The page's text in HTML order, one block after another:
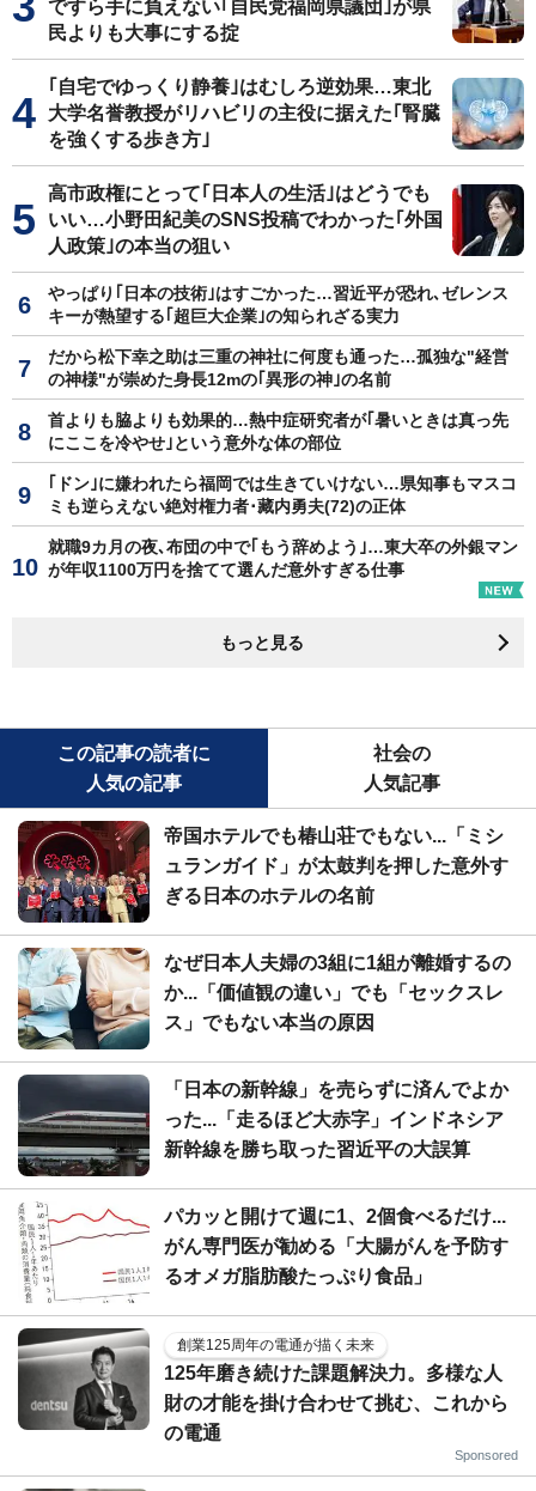
ですら手に負えない｢自民党福岡県議団｣が県
民よりも大事にする掟
｢自宅でゆっくり静養｣はむしろ逆効果…東北
大学名誉教授がリハビリの主役に据えた｢腎臓
を強くする歩き方｣
高市政権にとって｢日本人の生活｣はどうでも
いい…小野田紀美のSNS投稿でわかった｢外国
人政策｣の本当の狙い
やっぱり｢日本の技術｣はすごかった…習近平が恐れ､ゼレンス
キーが熱望する｢超巨大企業｣の知られざる実力
だから松下幸之助は三重の神社に何度も通った…孤独な"経営
の神様"が崇めた身長12mの｢異形の神｣の名前
首よりも脇よりも効果的…熱中症研究者が｢暑いときは真っ先
にここを冷やせ｣という意外な体の部位
｢ドン｣に嫌われたら福岡では生きていけない…県知事もマスコ
ミも逆らえない絶対権力者･藏内勇夫(72)の正体
就職9カ月の夜､布団の中で｢もう辞めよう｣…東大卒の外銀マン
が年収1100万円を捨てて選んだ意外すぎる仕事
もっと見る
この記事の読者に
人気の記事
社会の
人気記事
帝国ホテルでも椿山荘でもない...「ミシ
ュランガイド」が太鼓判を押した意外す
ぎる日本のホテルの名前
なぜ日本人夫婦の3組に1組が離婚するの
か...「価値観の違い」でも「セックスレ
ス」でもない本当の原因
「日本の新幹線」を売らずに済んでよか
った...「走るほど大赤字」インドネシア
新幹線を勝ち取った習近平の大誤算
パカッと開けて週に1、2個食べるだけ...
がん専門医が勧める「大腸がんを予防す
るオメガ脂肪酸たっぷり食品」
創業125周年の電通が描く未来
125年磨き続けた課題解決力。多様な人
財の才能を掛け合わせて挑む、これから
の電通
Sponsored